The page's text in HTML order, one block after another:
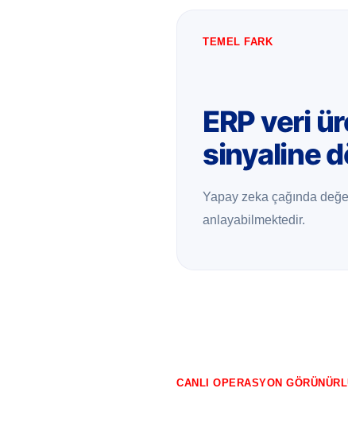
TEMEL FARK
ERP veri
sinyaline
Yapay zeka çağında
anlayabilmektedir.
CANLI OPERASYON